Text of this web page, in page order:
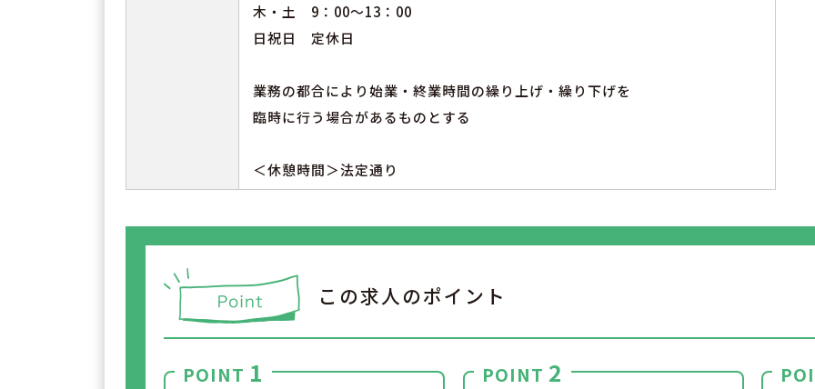
木・土 9：00～13：00
日祝日 定休日
業務の都合により始業・終業時間の繰り上げ・繰り下げを
臨時に行う場合があるものとする
＜休憩時間＞法定通り
この求人のポイント
POINT 1 POINT 2